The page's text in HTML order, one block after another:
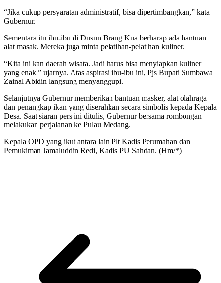
“Jika cukup persyaratan administratif, bisa dipertimbangkan,” kata
Gubernur.
Sementara itu ibu-ibu di Dusun Brang Kua berharap ada bantuan
alat masak. Mereka juga minta pelatihan-pelatihan kuliner.
“Kita ini kan daerah wisata. Jadi harus bisa menyiapkan kuliner
yang enak,” ujarnya. Atas aspirasi ibu-ibu ini, Pjs Bupati Sumbawa
Zainal Abidin langsung menyanggupi.
Selanjutnya Gubernur memberikan bantuan masker, alat olahraga
dan penangkap ikan yang diserahkan secara simbolis kepada Kepala
Desa. Saat siaran pers ini ditulis, Gubernur bersama rombongan
melakukan perjalanan ke Pulau Medang.
Kepala OPD yang ikut antara lain Plt Kadis Perumahan dan
Pemukiman Jamaluddin Redi, Kadis PU Sahdan. (Hm/*)